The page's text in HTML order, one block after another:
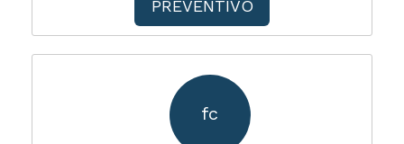
PREVENTIVO
fc